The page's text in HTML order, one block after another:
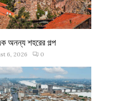
অনন্য শহরের গল্প
6, 2026 0